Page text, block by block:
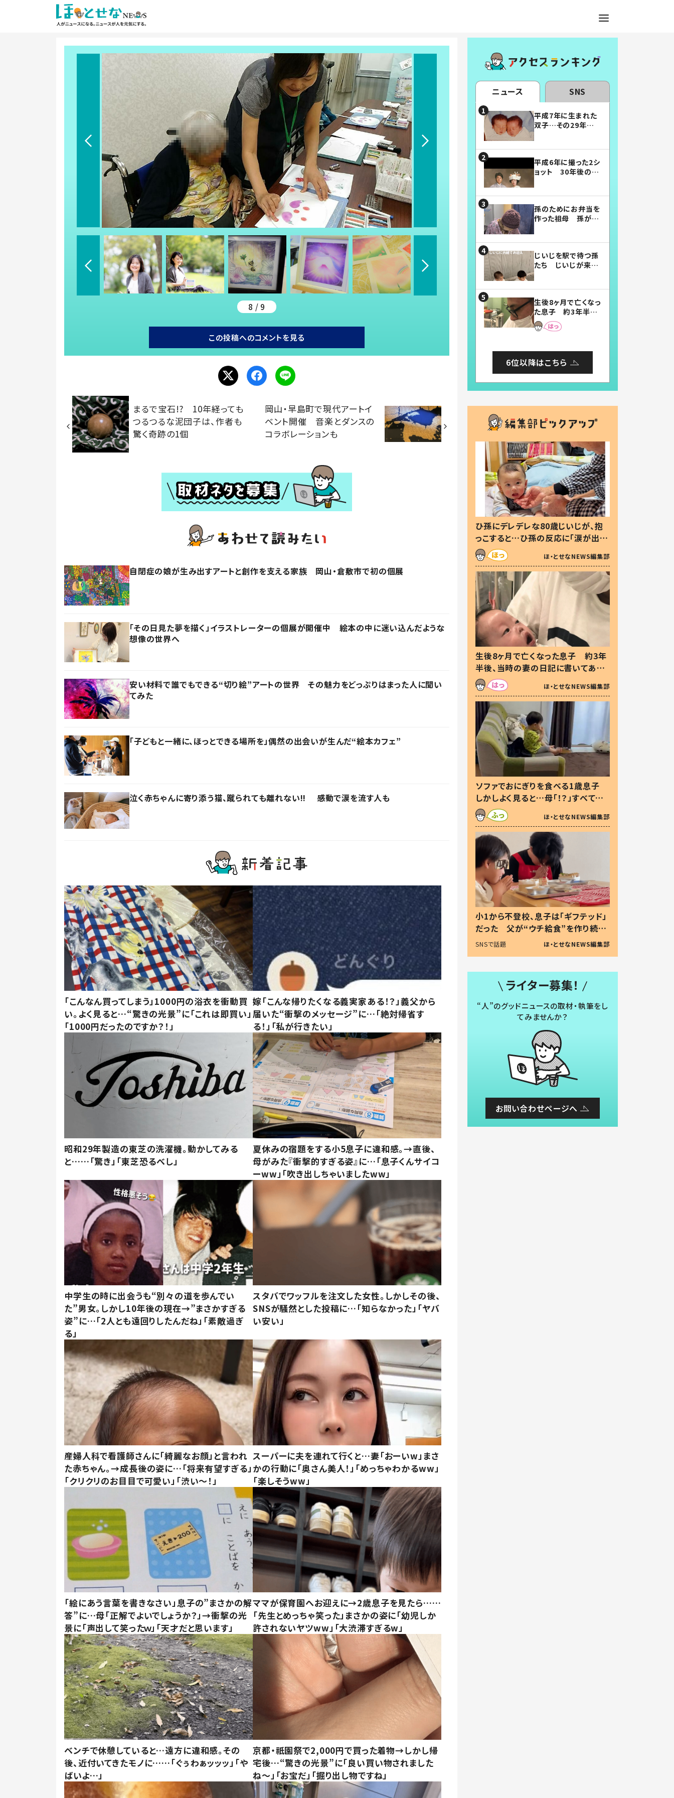
8 / 9
この投稿へのコメントを見る
まるで宝石!? 10年経っても
つるつるな泥団子は、作者も
驚く奇跡の1個
岡山・早島町で現代アートイ
ベント開催 音楽とダンスの
コラボレーションも
自閉症の娘が生み出すアートと創作を支える家族 岡山・倉敷市で初の個展
「その日見た夢を描く」イラストレーターの個展が開催中 絵本の中に迷い込んだような
想像の世界へ
安い材料で誰でもできる“切り絵”アートの世界 その魅力をどっぷりはまった人に聞い
てみた
「子どもと一緒に、ほっとできる場所を」偶然の出会いが生んだ“絵本カフェ”
泣く赤ちゃんに寄り添う猫、蹴られても離れない!! 感動で涙を流す人も
「こんなん買ってしまう」1000円の浴衣を衝動買
い。よく見ると…“驚きの光景”に「これは即買い」
「1000円だったのですか？！」
嫁「こんな帰りたくなる義実家ある！？」義父から
届いた“衝撃のメッセージ”に…「絶対帰省す
る！」「私が行きたい」
昭和29年製造の東芝の洗濯機。動かしてみる
と……「驚き」「東芝恐るべし」
夏休みの宿題をする小5息子に違和感。→直後、
母がみた『衝撃的すぎる姿』に…「息子くんサイコ
ーww」「吹き出しちゃいましたww」
中学生の時に出会うも“別々の道を歩んでい
た”男女。しかし10年後の現在→”まさかすぎる
姿”に…「2人とも遠回りしたんだね」「素敵過ぎ
る」
スタバでワッフルを注文した女性。しかしその後、
SNSが騒然とした投稿に…「知らなかった」「ヤバ
い安い」
産婦人科で看護師さんに「綺麗なお顔」と言われ
た赤ちゃん。→成長後の姿に…「将来有望すぎる」
「クリクリのお目目で可愛い」「渋い～！」
スーパーに夫を連れて行くと…妻「おーいw」まさ
かの行動に「奥さん美人！」「めっちゃわかるww」
「楽しそうww」
「絵にあう言葉を書きなさい」息子の”まさかの解
答”に…母「正解でよいでしょうか？」→衝撃の光
景に「声出して笑ったｗ」「天才だと思います」
ママが保育園へお迎えに→2歳息子を見たら……
「先生とめっちゃ笑った」まさかの姿に「幼児しか
許されないヤツww」「大渋滞すぎるw」
ベンチで休憩していると…遠方に違和感。その
後、近付いてきたモノに……「ぐぅわぁッッッ」「や
ばいよ…」
京都・祇園祭で2,000円で買った着物→しかし帰
宅後…“驚きの光景”に「良い買い物されました
ね～」「お宝だ」「掘り出し物ですね」
ニュース SNS
平成7年に生まれた
双子…その29年後
平成6年に撮った2シ
ョット 30年後の姿
孫のためにお弁当を
作った祖母 孫が絶
じいじを駅で待つ孫
たち じいじが来た
まらない」「幸せにな
れる」
生後8ヶ月で亡くなっ
た息子 約3年半
後、当時の妻の日記
に書いてあった本音
6位以降はこちら
ひ孫にデレデレな80歳じいじが、抱
っこすると…ひ孫の反応に「涙が出ま
した」「可愛くて仕方ない」
ほ・とせなNEWS編集部
生後8ヶ月で亡くなった息子 約3年
半後、当時の妻の日記に書いてあっ
た本音とは
ほ・とせなNEWS編集部
ソファでおにぎりを食べる1歳息子
しかしよく見ると…母「！？」すべてを
察した母の投稿に「可愛いから許
す！」「現行犯〜」
ほ・とせなNEWS編集部
小1から不登校、息子は「ギフテッド」
だった 父が“ウチ給食”を作り続け
る理由とは #令和の親 #令和の子
SNSで話題 ほ・とせなNEWS編集部
ライター募集！
“人”のグッドニュースの取材・執筆をし
てみませんか？
お問い合わせページへ